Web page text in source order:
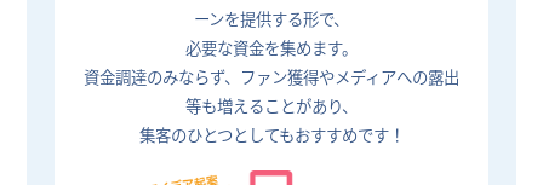
ーンを提供する形で、
必要な資金を集めます。
資金調達のみならず、ファン獲得やメディアへの露出
等も増えることがあり、
集客のひとつとしてもおすすめです！